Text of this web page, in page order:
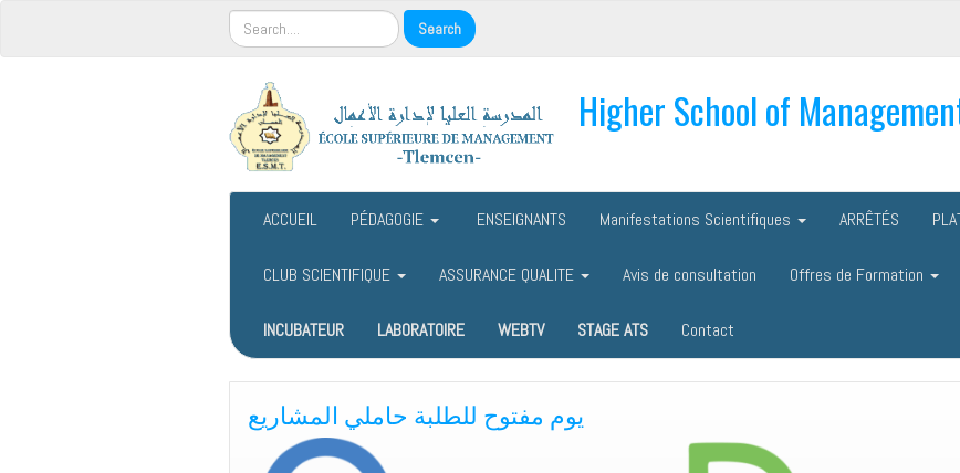
Higher School of
ACCUEIL PÉDAGOGIE ENSEIGNANTS Manifestations Scientifiques ARRÊTÉS
CLUB SCIENTIFIQUE ASSURANCE QUALITE Avis de consultation Offres de Formation
INCUBATEUR LABORATOIRE WEBTV STAGE ATS Contact
يوم مفتوح للطلبة حاملي المشاريع